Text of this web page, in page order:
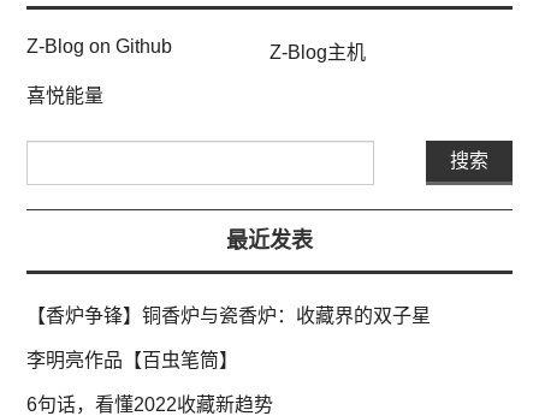
Z-Blog on Github Z-Blog主机
喜悦能量
最近发表
【香炉争锋】铜香炉与瓷香炉：收藏界的双子星
李明亮作品【百虫笔筒】
6句话，看懂2022收藏新趋势